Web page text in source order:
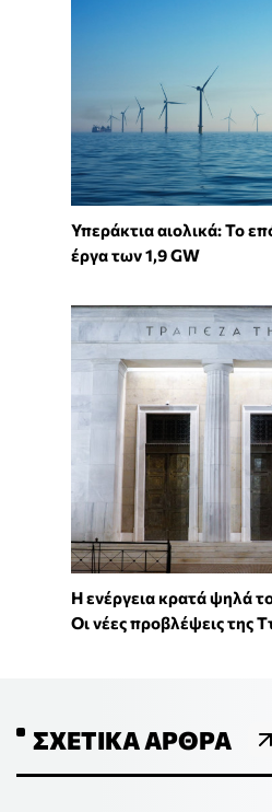
Υπεράκτια αιολικά: Το
έργα των 1,9 GW
Η ενέργεια κρατά ψηλά
Οι νέες προβλέψεις της
ΣΧΕΤΙΚΆ ΆΡΘΡΑ